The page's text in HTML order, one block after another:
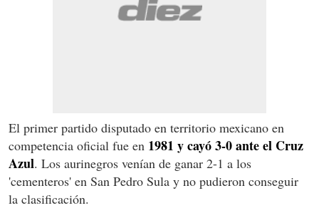
El primer partido disputado en territorio mexicano en
competencia oficial fue en 1981 y cayó 3-0 ante el Cruz
Azul. Los aurinegros venían de ganar 2-1 a los
'cementeros' en San Pedro Sula y no pudieron conseguir
la clasificación.